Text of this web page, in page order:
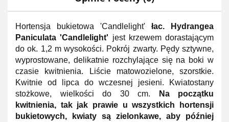
Hortensja bukietowa 'Candlelight' łac. Hydrangea
Paniculata 'Candlelight' jest krzewem dorastającym
do ok. 1,2 m wysokości. Pokrój zwarty. Pędy sztywne,
wyprostowane, delikatnie rozchylające się na boki w
czasie kwitnienia. Liście matowozielone, szorstkie.
Kwitnie od lipca do wczesnej jesieni. Kwiatostany
stożkowe, wielkości do 30 cm.
Na początku
kwitnienia, tak jak prawie u wszystkich hortensji
bukietowych, kwiaty są zielonkawe, aby później